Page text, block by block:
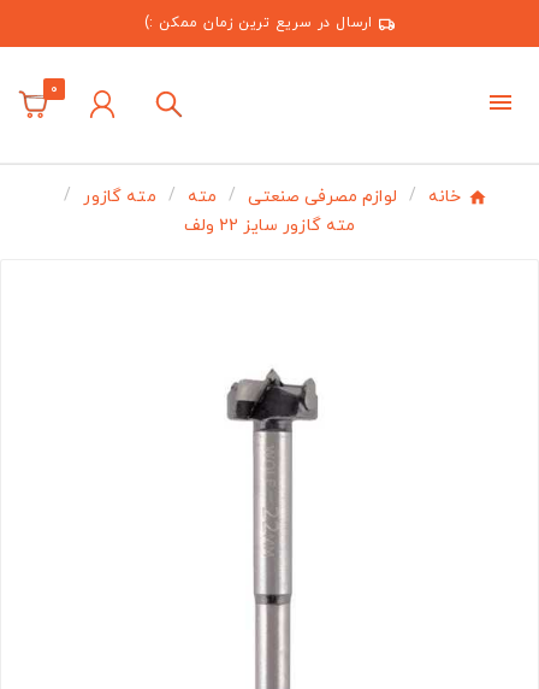
ارسال در سریع ترین زمان ممکن :)
0
خانه لوازم مصرفی صنعتی مته
مته گازور
مته گازور سایز 22 ولف